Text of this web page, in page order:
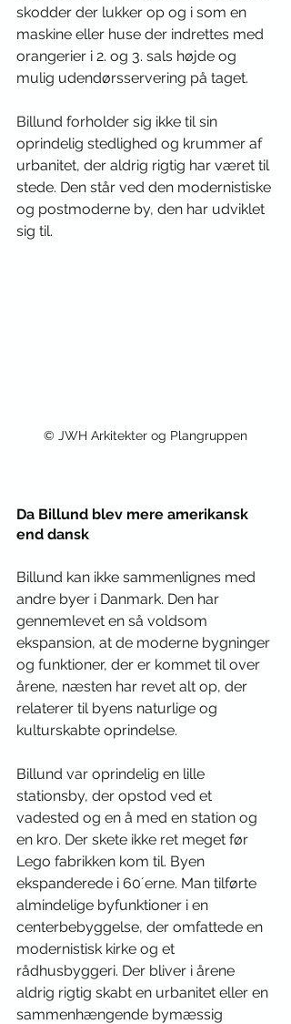
skodder der lukker op og i som en
maskine eller huse der indrettes med
orangerier i 2. og 3. sals højde og
mulig udendørsservering på taget.
Billund forholder sig ikke til sin
oprindelig stedlighed og krummer af
urbanitet, der aldrig rigtig har været til
stede. Den står ved den modernistiske
og postmoderne by, den har udviklet
sig til.
© JWH Arkitekter og Plangruppen
Da Billund blev mere amerikansk
end dansk
Billund kan ikke sammenlignes med
andre byer i Danmark. Den har
gennemlevet en så voldsom
ekspansion, at de moderne bygninger
og funktioner, der er kommet til over
årene, næsten har revet alt op, der
relaterer til byens naturlige og
kulturskabte oprindelse.
Billund var oprindelig en lille
stationsby, der opstod ved et
vadested og en å med en station og
en kro. Der skete ikke ret meget før
Lego fabrikken kom til. Byen
ekspanderede i 60´erne. Man tilførte
almindelige byfunktioner i en
centerbebyggelse, der omfattede en
modernistisk kirke og et
rådhusbyggeri. Der bliver i årene
aldrig rigtig skabt en urbanitet eller en
sammenhængende bymæssig